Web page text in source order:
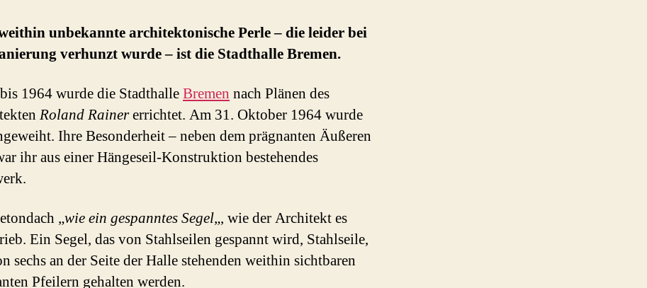
unbekannte architektonische Perle – die leider bei
verhunzt wurde – ist die Stadthalle Bremen.
1964 wurde die StadthalleBremen nach Plänen des
Roland Rainererrichtet. Am 31. Oktober 1964 wurde
Ihre Besonderheit – neben dem prägnanten Äußeren
ihr aus einer Hängeseil-Konstruktion bestehendes
„wie ein gespanntes Segel„, wie der Architekt es
Ein Segel, das von Stahlseilen gespannt wird, Stahlseile,
sechs an der Seite der Halle stehenden weithin sichtbaren
Pfeilern gehalten werden.